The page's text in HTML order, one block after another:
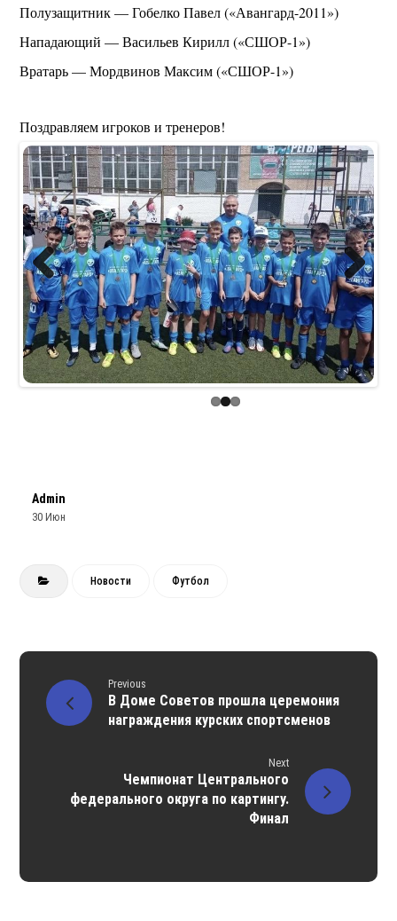
Полузащитник — Гобелко Павел («Авангард-2011»)
Нападающий — Васильев Кирилл («СШОР-1»)
Вратарь — Мордвинов Максим («СШОР-1»)
Поздравляем игроков и тренеров!
Previous Next
Admin
30 Июн
Новости Футбол
Previous
В Доме Советов прошла церемония
награждения курских спортсменов
Next
Чемпионат Центрального
федерального округа по картингу.
Финал